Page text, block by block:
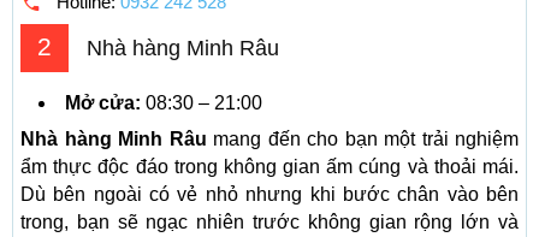
2 Nhà hàng Minh Râu
Mở cửa: 08:30 – 21:00
Nhà hàng Minh Râu mang đến cho bạn một trải nghiệm
ẩm thực độc đáo trong không gian ấm cúng và thoải mái.
Dù bên ngoài có vẻ nhỏ nhưng khi bước chân vào bên
trong, bạn sẽ ngạc nhiên trước không gian rộng lớn và